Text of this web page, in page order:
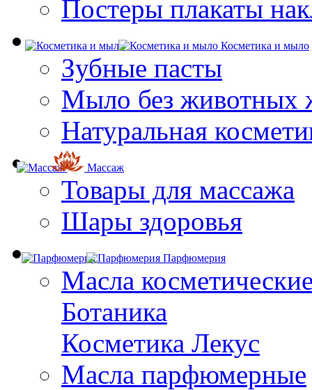
Постеры плакаты
Косметика и мыло
Зубные пасты
Мыло без животных
Натуральная
Массаж
Товары для массажа
Шары здоровья
Парфюмерия
Масла
Ботаника
Косметика Лекус
Масла парфюмерные